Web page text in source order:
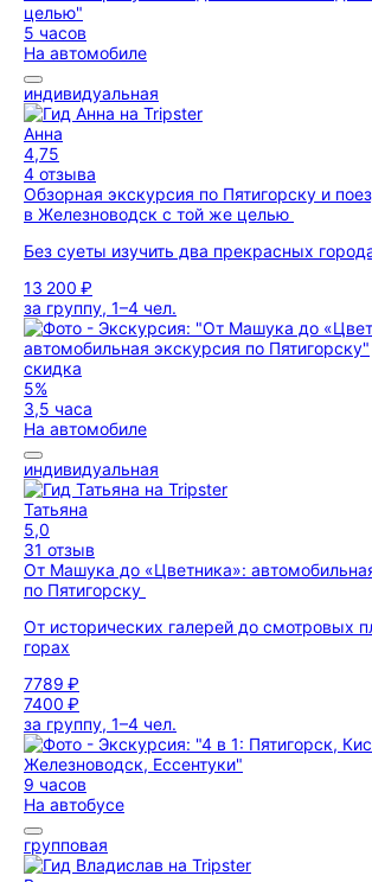
5 часов
На автомобиле
индивидуальная
Анна
4,75
4 отзыва
Обзорная экскурсия по Пятигорску и
в Железноводск с той же целью
Без суеты изучить два прекрасных
13 200 ₽
за группу, 1–4 чел.
скидка
5%
3,5 часа
На автомобиле
индивидуальная
Татьяна
5,0
31 отзыв
От Машука до «Цветника»:
по Пятигорску
От исторических галерей до смотровых
горах
7789 ₽
7400 ₽
за группу, 1–4 чел.
9 часов
На автобусе
групповая